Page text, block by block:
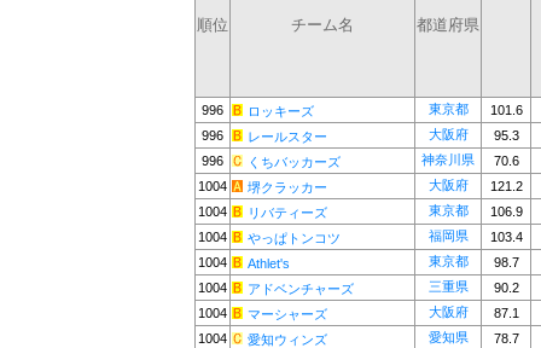
順位 チーム名 都道府県
996 ロッキーズ 東京都
101.6
996
レールスター 大阪府
95.3
996
くちバッカーズ 神奈川県
70.6
1004
堺クラッカー 大阪府
121.2
1004
リバティーズ 東京都
106.9
1004
やっぱトンコツ 福岡県
103.4
1004
Athlet's 東京都
98.7
1004
アドベンチャーズ 三重県
90.2
1004
マーシャーズ 大阪府
87.1
1004
愛知ウィンズ 愛知県
78.7